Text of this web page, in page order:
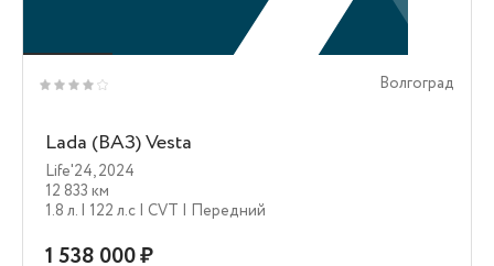
Волгоград
Lada (ВАЗ) Vesta
Life'24,2024
12 833 км
1.8 л. | 122 л.c | CVT | Передний
1 538 000 ₽